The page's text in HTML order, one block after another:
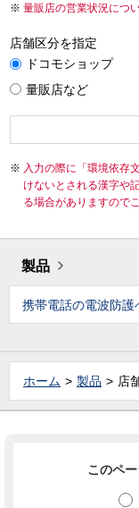
量販店の営業状況につ
店舗区分を指定
ドコモショップ
量販店など
入力の際に「環境依存
けないとされる漢字や
る場合がありますので
製品
携帯電話の電波防護
ホーム 製品 店
このペ